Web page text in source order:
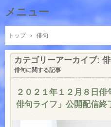
メニュー
コ
ン
テ
ン
へ
トップ › 俳句
カテゴリーアーカイブ:
俳句に関する記事
２０２１年１２月８日俳
俳句ライフ」公開配信終